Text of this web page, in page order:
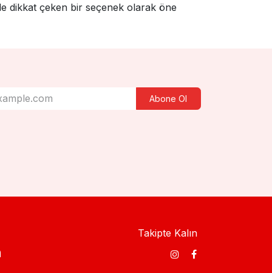
dikkat çeken bir seçenek olarak öne
Abone Ol
Takipte Kalın